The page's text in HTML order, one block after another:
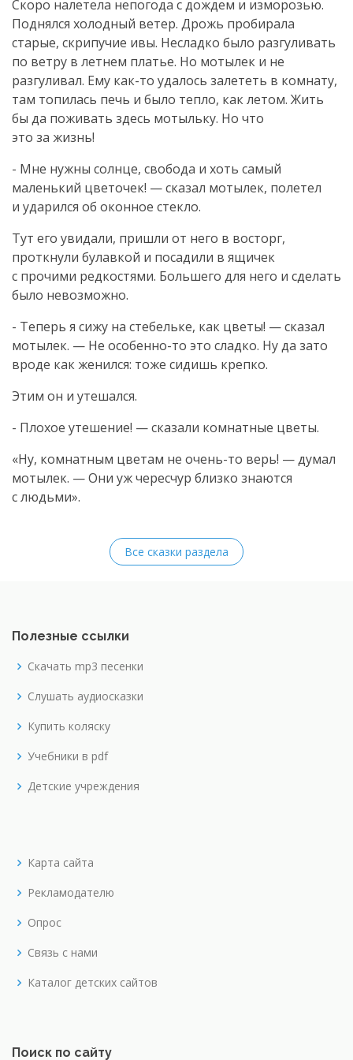
Скоро налетела непогода с дождем и изморозью.
Поднялся холодный ветер. Дрожь пробирала
старые, скрипучие ивы. Несладко было разгуливать
по ветру в летнем платье. Но мотылек и не
разгуливал. Ему как-то удалось залететь в комнату,
там топилась печь и было тепло, как летом. Жить
бы да поживать здесь мотыльку. Но что
это за жизнь!
- Мне нужны солнце, свобода и хоть самый
маленький цветочек! — сказал мотылек, полетел
и ударился об оконное стекло.
Тут его увидали, пришли от него в восторг,
проткнули булавкой и посадили в ящичек
с прочими редкостями. Большего для него и сделать
было невозможно.
- Теперь я сижу на стебельке, как цветы! — сказал
мотылек. — Не особенно-то это сладко. Ну да зато
вроде как женился: тоже сидишь крепко.
Этим он и утешался.
- Плохое утешение! — сказали комнатные цветы.
«Ну, комнатным цветам не очень-то верь! — думал
мотылек. — Они уж чересчур близко знаются
с людьми».
Все сказки раздела
Полезные ссылки
Скачать mp3 песенки
Слушать аудиосказки
Купить коляску
Учебники в pdf
Детские учреждения
Карта сайта
Рекламодателю
Опрос
Связь с нами
Каталог детских сайтов
Поиск по сайту